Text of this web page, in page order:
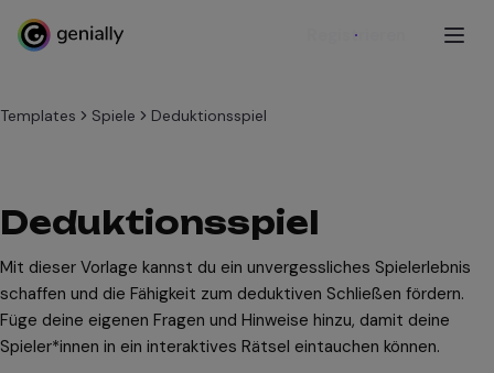
Registrieren
Templates Spiele Deduktionsspiel
Deduktionsspiel
Mit dieser Vorlage kannst du ein unvergessliches Spielerlebnis
schaffen und die Fähigkeit zum deduktiven Schließen fördern.
Füge deine eigenen Fragen und Hinweise hinzu, damit deine
Spieler*innen in ein interaktives Rätsel eintauchen können.